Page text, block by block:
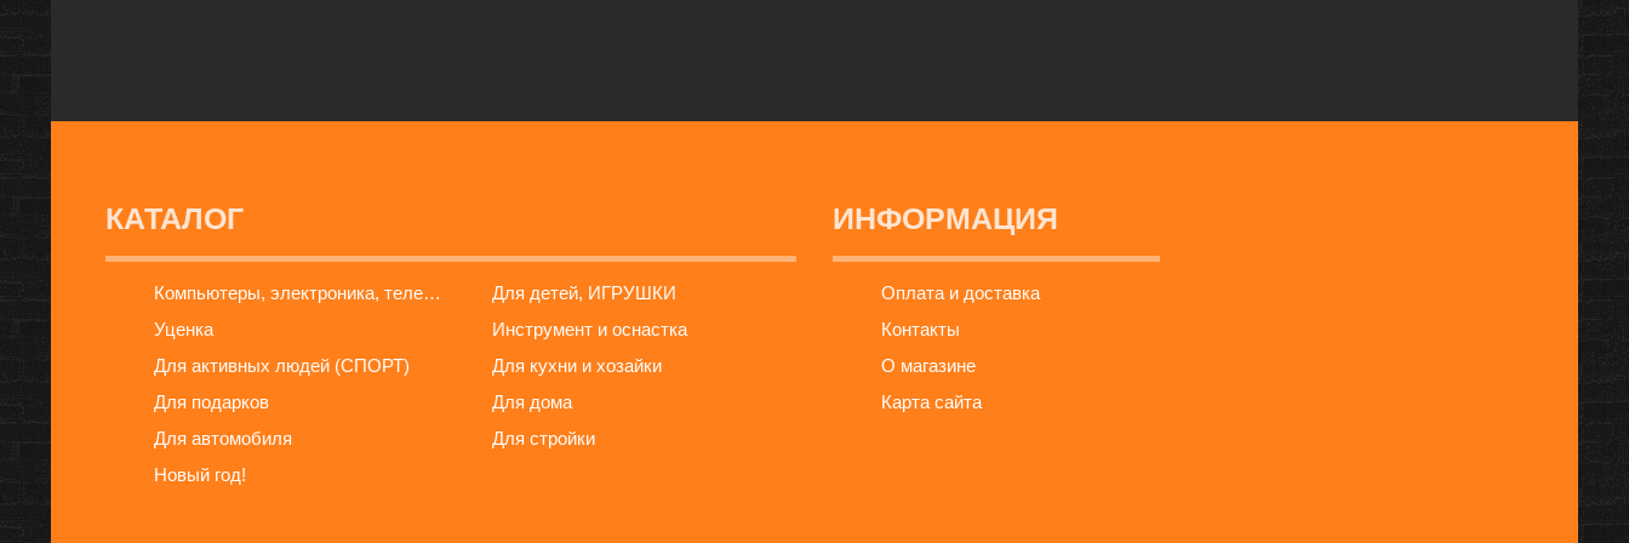
КАТАЛОГ
Компьютеры, электроника, телефоны
Для детей, ИГРУШКИ
Уценка
Инструмент и оснастка
Для активных людей (СПОРТ)
Для кухни и хозайки
Для подарков
Для дома
Для автомобиля
Для стройки
Новый год!
ИНФОРМАЦИЯ
Оплата и доставка
Контакты
О магазине
Карта сайта